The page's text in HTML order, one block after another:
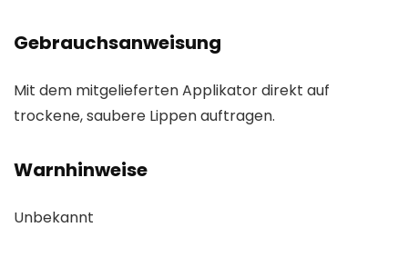
Gebrauchsanweisung
Mit dem mitgelieferten Applikator direkt auf
trockene, saubere Lippen auftragen.
Warnhinweise
Unbekannt